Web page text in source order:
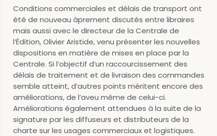
Conditions commerciales et délais de transport ont
été de nouveau âprement discutés entre libraires
mais aussi avec le directeur de la Centrale de
l’Édition, Olivier Aristide, venu présenter les nouvelles
dispositions en matière de mises en place par la
Centrale. Si l’objectif d’un raccourcissement des
délais de traitement et de livraison des commandes
semble atteint, d’autres points méritent encore des
améliorations, de l’aveu même de celui-ci.
Améliorations également attendues à la suite de la
signature par les diffuseurs et distributeurs de la
charte sur les usages commerciaux et logistiques.